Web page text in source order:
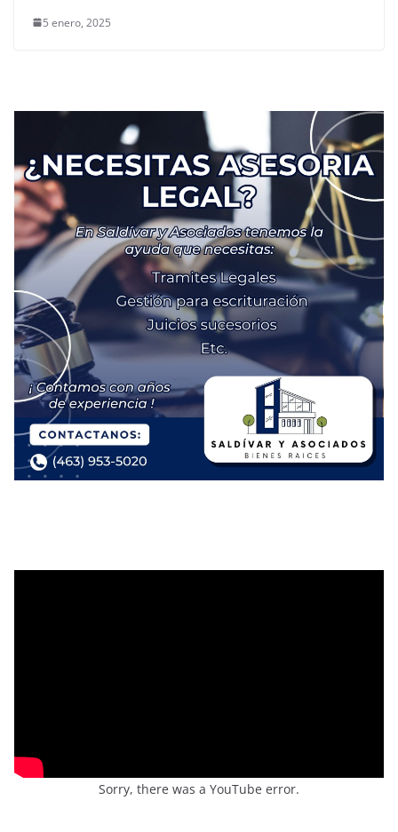
5 enero, 2025
Sorry, there was a YouTube error.